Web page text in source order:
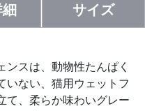
サイズ
ンスは、動物性たんぱく
いない、猫用ウェットフ
て、柔らか味わいグレー